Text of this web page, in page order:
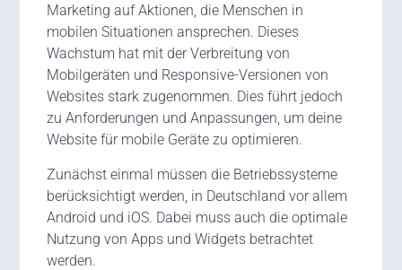
Marketing auf Aktionen, die Menschen in
mobilen Situationen ansprechen. Dieses
Wachstum hat mit der Verbreitung von
Mobilgeräten und Responsive-Versionen von
Websites stark zugenommen. Dies führt jedoch
zu Anforderungen und Anpassungen, um deine
Website für mobile Geräte zu optimieren.
Zunächst einmal müssen die Betriebssysteme
berücksichtigt werden, in Deutschland vor allem
Android und iOS. Dabei muss auch die optimale
Nutzung von Apps und Widgets betrachtet
werden.